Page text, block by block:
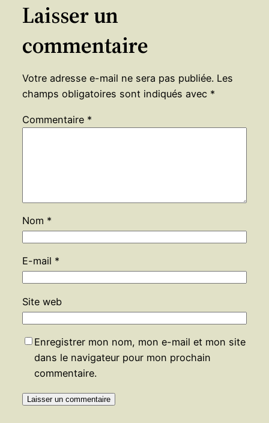
Laisser un
commentaire
Votre adresse e-mail ne sera pas publiée. Les
champs obligatoires sont indiqués avec *
Commentaire *
Nom *
E-mail *
Site web
Enregistrer mon nom, mon e-mail et mon site
dans le navigateur pour mon prochain
commentaire.